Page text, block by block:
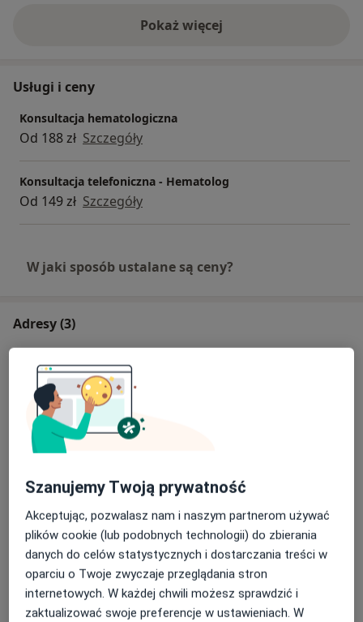
Pokaż więcejo doświadczeniu
Usługi i ceny
Konsultacja hematologiczna
Od 188 zł Szczegóły
Konsultacja telefoniczna - Hematolog
Od 149 zł Szczegóły
W jaki sposób ustalane są ceny?
Adresy (3)
Adres 1 Adres 2
Centrum Medyczne LUX MED – Poznań, ul.
Roosevelta 18
Powiększ mapęotwiera się w nowej karcie
Dostępność
Pokaż kalendarz
Szanujemy Twoją prywatność
Akceptując, pozwalasz nam i naszym partnerom używać
plików cookie (lub podobnych technologii) do zbierania
danych do celów statystycznych i dostarczania treści w
oparciu o Twoje zwyczaje przeglądania stron
internetowych. W każdej chwili możesz sprawdzić i
zaktualizować swoje preferencje w ustawieniach. W